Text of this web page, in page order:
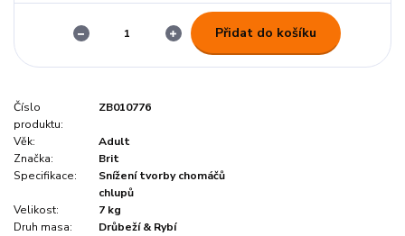
Přidat do košíku
Číslo
produktu:
ZB010776
Věk:
Adult
Značka:
Brit
Specifikace:
Snížení tvorby chomáčů
chlupů
Velikost:
7 kg
Druh masa:
Drůbeží & Rybí